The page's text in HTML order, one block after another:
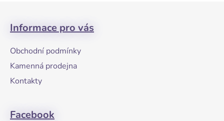
Informace pro vás
Obchodní podmínky
Kamenná prodejna
Kontakty
Facebook